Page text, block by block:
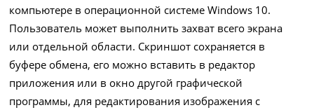
компьютере в операционной системе Windows 10.
Пользователь может выполнить захват всего экрана
или отдельной области. Скриншот сохраняется в
буфере обмена, его можно вставить в редактор
приложения или в окно другой графической
программы, для редактирования изображения с